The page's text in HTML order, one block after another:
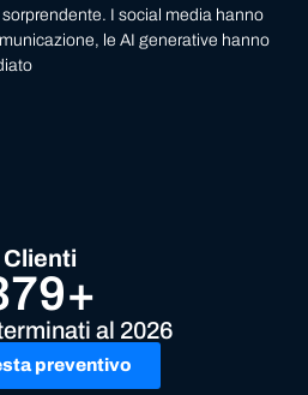
I social media hanno
le AI generative hanno
Clienti
al 2026
preventivo